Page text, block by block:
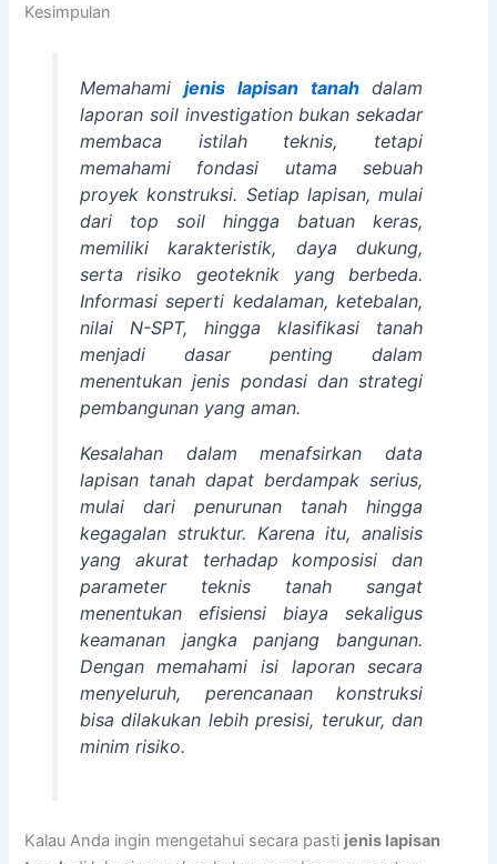
Kesimpulan
Memahami jenis lapisan tanahdalam
laporan soil investigation bukan sekadar
membaca istilah teknis, tetapi
memahami fondasi utama sebuah
proyek konstruksi. Setiap lapisan, mulai
dari top soil hingga batuan keras,
memiliki karakteristik, daya dukung,
serta risiko geoteknik yang berbeda.
Informasi seperti kedalaman, ketebalan,
nilai N-SPT, hingga klasifikasi tanah
menjadi dasar penting dalam
menentukan jenis pondasi dan strategi
pembangunan yang aman.
Kesalahan dalam menafsirkan data
lapisan tanah dapat berdampak serius,
mulai dari penurunan tanah hingga
kegagalan struktur. Karena itu, analisis
yang akurat terhadap komposisi dan
parameter teknis tanah sangat
menentukan efisiensi biaya sekaligus
keamanan jangka panjang bangunan.
Dengan memahami isi laporan secara
menyeluruh, perencanaan konstruksi
bisa dilakukan lebih presisi, terukur, dan
minim risiko.
Kalau Anda ingin mengetahui secara pasti jenis lapisan